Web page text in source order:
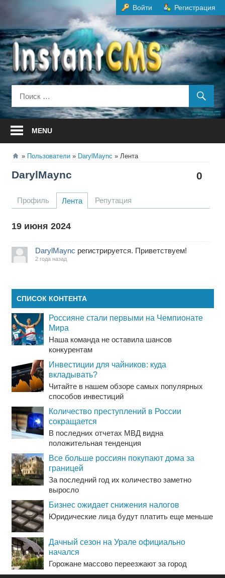
содержанию
Войти Регистрация
MENU
Пользователи DarylMaync Лента
0
DarylMaync
Профиль Лента Репутация
19 июня 2024
DarylMaync регистрируется. Приветствуем!
2 года назад
СПИСОК КОНТЕНТА
Россияне стали первыми на Чемпионате
Мира
Наша команда не оставила шансов
конкурентам
Инвестиции для чайников: куда
вкладывать?
Читайте в нашем обзоре самых популярных
способов инвестиций
Количество преступлений в России
сокращается
В последних отчетах МВД видна
положительная тенденция
Все больше россиян покупают дома за
границей
За последний год их количество заметно
выросло
Бизнес ожидает снижения налогов
Юридические лица будут платить еще меньше
Дачный сезон на Урале официально
начался
Горожане массово переезжают за город